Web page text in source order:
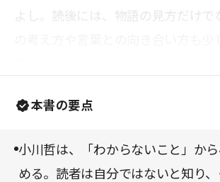
よし。読後には、物語の見方だけで
本書の要点
小川哲は、「わからないこと」か
める。読者は自分ではないと知り